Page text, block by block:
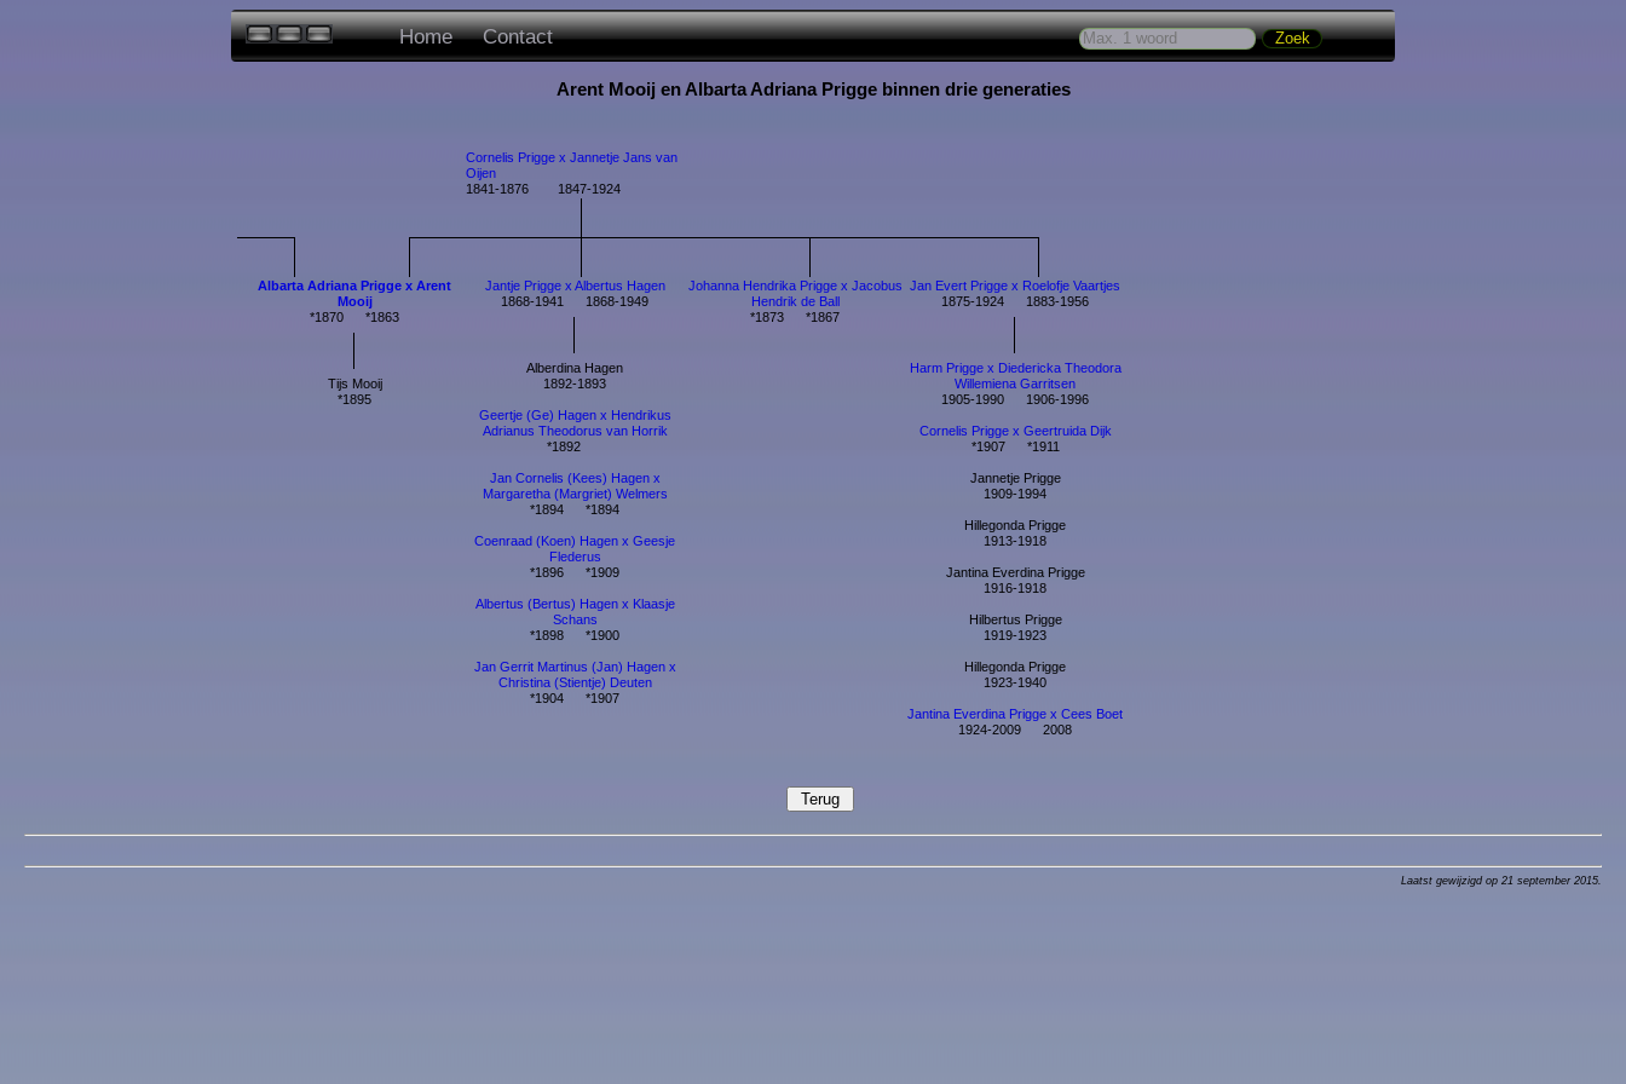
Home Contact
Arent Mooij en Albarta Adriana Prigge binnen drie generaties
Cornelis Prigge x Jannetje Jans van
Oijen
1841-1876 1847-1924
Albarta Adriana Prigge x Arent
Mooij
*1870 *1863
Tijs Mooij
*1895
Jantje Prigge x Albertus Hagen
1868-1941 1868-1949
Alberdina Hagen
1892-1893
Geertje (Ge) Hagen x Hendrikus
Adrianus Theodorus van Horrik
*1892
Jan Cornelis (Kees) Hagen x
Margaretha (Margriet) Welmers
*1894 *1894
Coenraad (Koen) Hagen x Geesje
Flederus
*1896 *1909
Albertus (Bertus) Hagen x Klaasje
Schans
*1898 *1900
Jan Gerrit Martinus (Jan) Hagen x
Christina (Stientje) Deuten
*1904 *1907
Johanna Hendrika Prigge x Jacobus
Hendrik de Ball
*1873 *1867
Jan Evert Prigge x Roelofje Vaartjes
1875-1924 1883-1956
Harm Prigge x Diedericka Theodora
Willemiena Garritsen
1905-1990 1906-1996
Cornelis Prigge x Geertruida Dijk
*1907 *1911
Jannetje Prigge
1909-1994
Hillegonda Prigge
1913-1918
Jantina Everdina Prigge
1916-1918
Hilbertus Prigge
1919-1923
Hillegonda Prigge
1923-1940
Jantina Everdina Prigge x Cees Boet
1924-2009 2008
Laatst gewijzigd op 21 september 2015.